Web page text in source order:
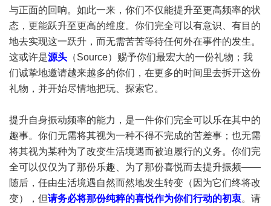
与正面的回响。如此一来，你们不仅能提升至更高频率的状
态，更能跃升至更高的维度。你们完全可以有意识、有目的
地去实现这一跃升，而无需苦苦等待任何外在事件的发生。
这或许是源头 （Source）赐予你们最宏大的一份礼物；我
们诚挚地邀请越来越多的你们，在更多的时间里去拆开这份
礼物，并开始尽情地把玩、探索它。
提升自身振动频率的能力，是一件你们完全可以乐在其中的
趣事。你们无需将其视为一种不得不完成的苦差事；也无需
将其视为某种为了改变生活境遇而被迫履行的义务。你们完
全可以仅仅为了那份乐趣、为了那份喜悦而去提升振频——
随后，任由生活境遇自然而然地发生转变（因为它们终将改
变），但请务必将那份纯粹的喜悦作为你们行动的初衷。请